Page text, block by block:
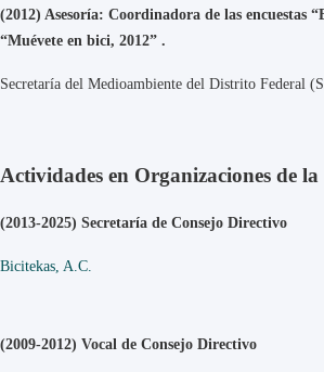
(2012) Asesoría: Coordinadora de las encuestas
“Muévete en bici, 2012” .
Secretaría del Medioambiente del Distrito Federal
Actividades en Organizaciones de
(2013-2025) Secretaría de Consejo Directivo
Bicitekas, A.C.
(2009-2012) Vocal de Consejo Directivo